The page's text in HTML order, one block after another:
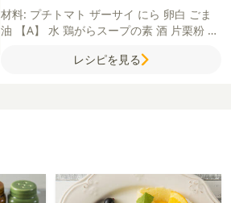
材料: プチトマト ザーサイ にら 卵白 ごま
油
【A】 水 鶏がらスープの素 酒 片栗粉 塩
レシピを見る